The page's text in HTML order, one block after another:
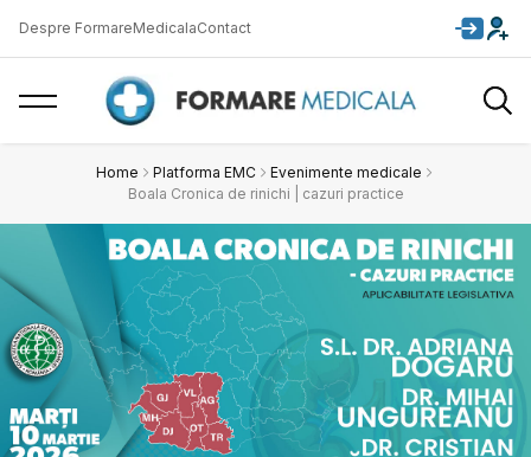
Despre FormareMedicalaContact
Home Platforma EMC
Evenimente medicale
Boala Cronica de rinichi | cazuri practice